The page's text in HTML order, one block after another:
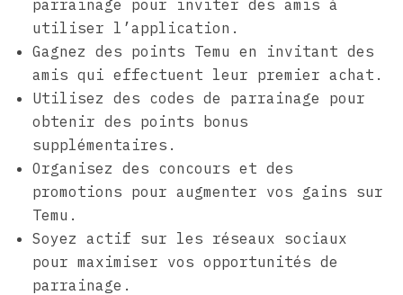
parrainage pour inviter des amis à
utiliser l’application.
Gagnez des points Temu en invitant des
amis qui effectuent leur premier achat.
Utilisez des codes de parrainage pour
obtenir des points bonus
supplémentaires.
Organisez des concours et des
promotions pour augmenter vos gains sur
Temu.
Soyez actif sur les réseaux sociaux
pour maximiser vos opportunités de
parrainage.